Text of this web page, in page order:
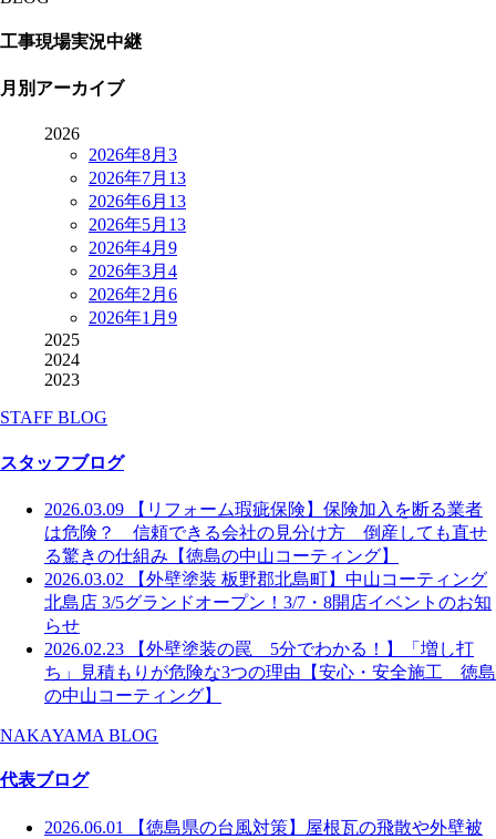
工事現場実況中継
月別アーカイブ
2026
2026年8月 3
2026年7月 13
2026年6月 13
2026年5月 13
2026年4月 9
2026年3月 4
2026年2月 6
2026年1月 9
2025
2024
2023
STAFF BLOG
スタッフブログ
2026.03.09
【リフォーム瑕疵保険】保険加入を断る業者
は危険？ 信頼できる会社の見分け方 倒産しても直せ
る驚きの仕組み【徳島の中山コーティング】
2026.03.02
【外壁塗装 板野郡北島町】中山コーティング
北島店 3/5グランドオープン！3/7・8開店イベントのお知
らせ
2026.02.23
【外壁塗装の罠 5分でわかる！】「増し打
ち」見積もりが危険な3つの理由【安心・安全施工 徳島
の中山コーティング】
NAKAYAMA BLOG
代表ブログ
2026.06.01
【徳島県の台風対策】屋根瓦の飛散や外壁被